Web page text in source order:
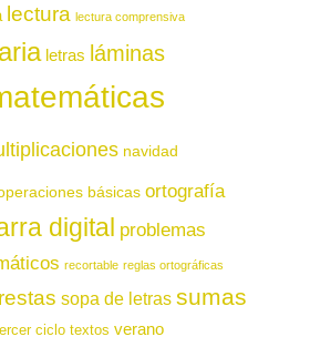
lectura lectura comprensiva
letras láminas
navidad
básicas ortografía
digital problemas
recortable reglas ortográficas
restas sopa de letras sumas
ciclo textos verano